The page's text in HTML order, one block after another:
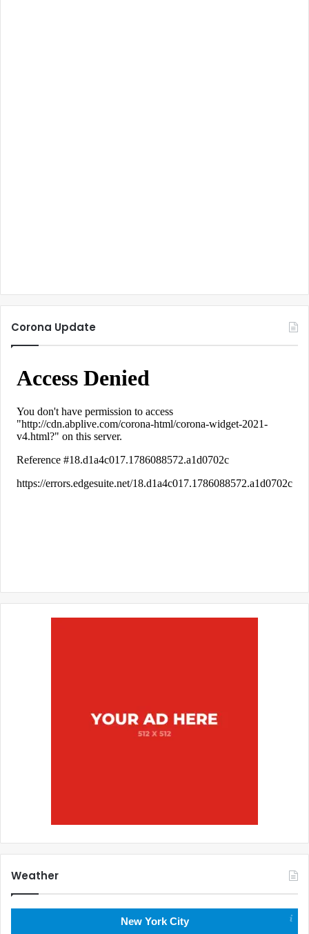
Corona Update
Weather
New York City